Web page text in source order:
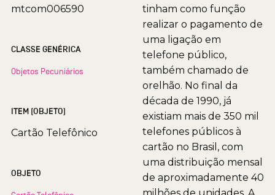
mtcom006590
CLASSE GENÉRICA
Objetos Pecuniários
ITEM (OBJETO)
Cartão Telefônico
OBJETO
tinham como função
realizar o pagamento de
uma ligação em
telefone público,
também chamado de
orelhão. No final da
década de 1990, já
existiam mais de 350 mil
telefones públicos à
cartão no Brasil, com
uma distribuição mensal
de aproximadamente 40